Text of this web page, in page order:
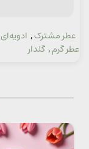
عطر مشترک, ادویه‌ای
عطر گرم, گلدار